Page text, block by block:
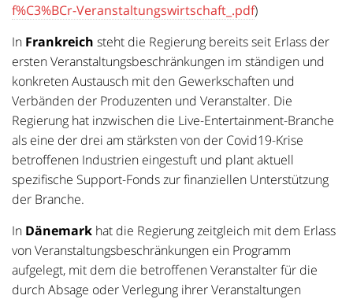
f%C3%BCr-Veranstaltungswirtschaft_.pdf)
In Frankreich steht die Regierung bereits seit Erlass der
ersten Veranstaltungsbeschränkungen im ständigen und
konkreten Austausch mit den Gewerkschaften und
Verbänden der Produzenten und Veranstalter. Die
Regierung hat inzwischen die Live-Entertainment-Branche
als eine der drei am stärksten von der Covid19-Krise
betroffenen Industrien eingestuft und plant aktuell
spezifische Support-Fonds zur finanziellen Unterstützung
der Branche.
In Dänemark hat die Regierung zeitgleich mit dem Erlass
von Veranstaltungsbeschränkungen ein Programm
aufgelegt, mit dem die betroffenen Veranstalter für die
durch Absage oder Verlegung ihrer Veranstaltungen